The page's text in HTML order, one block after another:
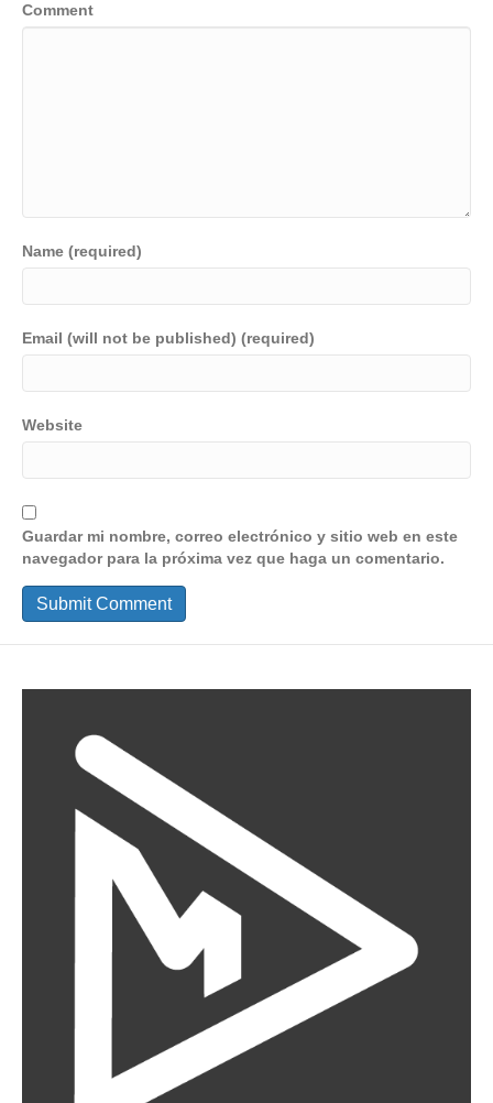
Comment
Name (required)
Email (will not be published) (required)
Website
Guardar mi nombre, correo electrónico y sitio web en este
navegador para la próxima vez que haga un comentario.